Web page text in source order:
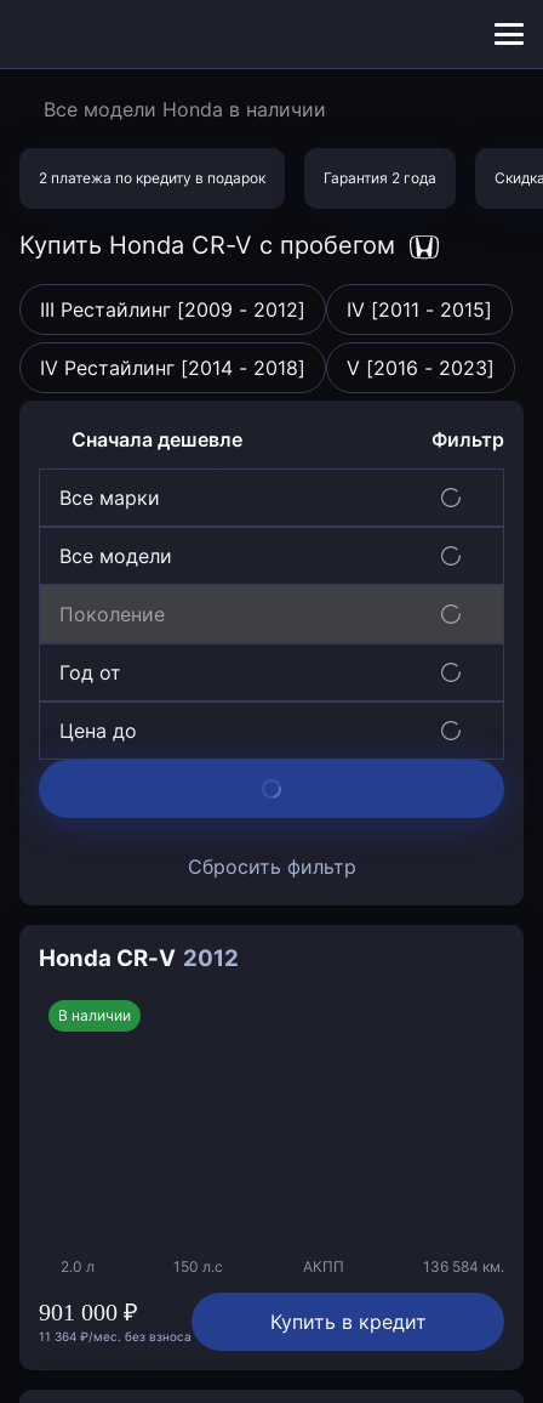
Все модели Honda в наличии
2 платежа по кредиту в подарок Гарантия 2 года
Купить Honda CR-V с пробегом
III Рестайлинг [2009 - 2012] IV [2011 - 2015]
IV Рестайлинг [2014 - 2018] V [2016 - 2023]
Фильтр
Сначала дешевле
Все марки
Все модели
Поколение
Год от
Цена до
Сбросить фильтр
Honda CR-V 2012
2.0 л 150 л.с АКПП 136 584 км.
В наличии
Купить в кредит
901 000 ₽
11 364 ₽/мес. без взноса